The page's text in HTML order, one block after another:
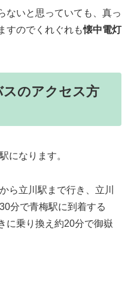
ないと思っていても、真っ
すのでくれぐれも懐中電灯
のアクセス方
になります。
ら立川駅まで行き、立川
分で青梅駅に到着する
に乗り換え約20分で御嶽